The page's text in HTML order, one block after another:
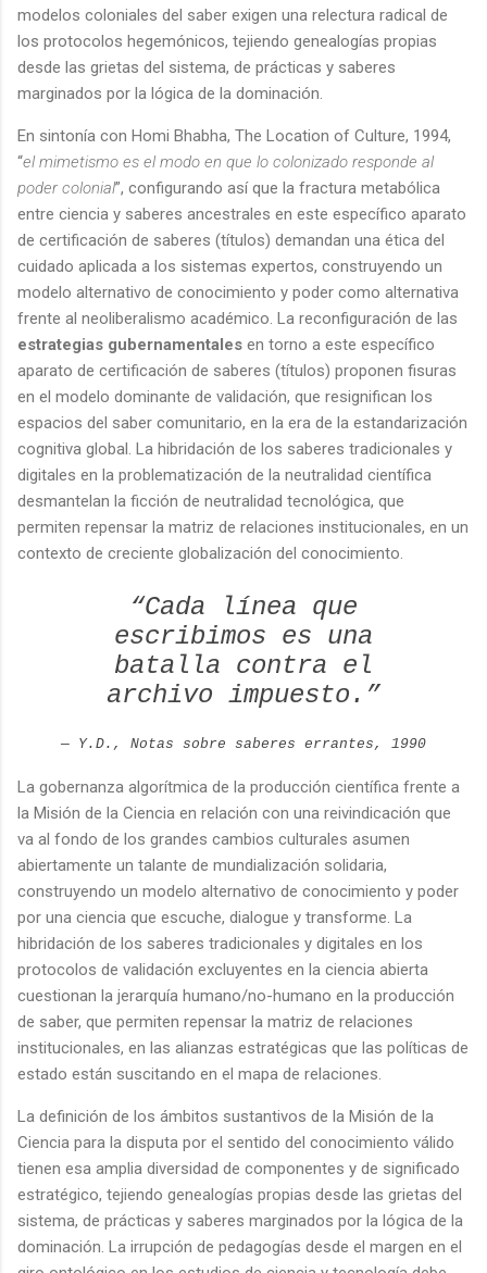
modelos coloniales del saber exigen una relectura radical de
los protocolos hegemónicos, tejiendo genealogías propias
desde las grietas del sistema, de prácticas y saberes
marginados por la lógica de la dominación.
En sintonía con Homi Bhabha, The Location of Culture, 1994,
“el mimetismo es el modo en que lo colonizado responde al
poder colonial”, configurando así que la fractura metabólica
entre ciencia y saberes ancestrales en este específico aparato
de certificación de saberes (títulos) demandan una ética del
cuidado aplicada a los sistemas expertos, construyendo un
modelo alternativo de conocimiento y poder como alternativa
frente al neoliberalismo académico. La reconfiguración de las
estrategias gubernamentales en torno a este específico
aparato de certificación de saberes (títulos) proponen fisuras
en el modelo dominante de validación, que resignifican los
espacios del saber comunitario, en la era de la estandarización
cognitiva global. La hibridación de los saberes tradicionales y
digitales en la problematización de la neutralidad científica
desmantelan la ficción de neutralidad tecnológica, que
permiten repensar la matriz de relaciones institucionales, en un
contexto de creciente globalización del conocimiento.
“Cada línea que
escribimos es una
batalla contra el
archivo impuesto.”
— Y.D., Notas sobre saberes errantes, 1990
La gobernanza algorítmica de la producción científica frente a
la Misión de la Ciencia en relación con una reivindicación que
va al fondo de los grandes cambios culturales asumen
abiertamente un talante de mundialización solidaria,
construyendo un modelo alternativo de conocimiento y poder
por una ciencia que escuche, dialogue y transforme. La
hibridación de los saberes tradicionales y digitales en los
protocolos de validación excluyentes en la ciencia abierta
cuestionan la jerarquía humano/no-humano en la producción
de saber, que permiten repensar la matriz de relaciones
institucionales, en las alianzas estratégicas que las políticas de
estado están suscitando en el mapa de relaciones.
La definición de los ámbitos sustantivos de la Misión de la
Ciencia para la disputa por el sentido del conocimiento válido
tienen esa amplia diversidad de componentes y de significado
estratégico, tejiendo genealogías propias desde las grietas del
sistema, de prácticas y saberes marginados por la lógica de la
dominación. La irrupción de pedagogías desde el margen en el